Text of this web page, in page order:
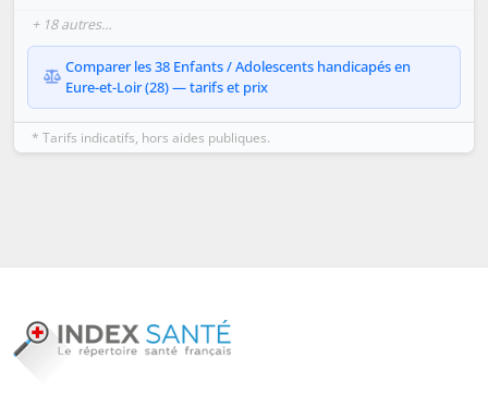
+ 18 autres…
Comparer les 38 Enfants / Adolescents handicapés en
Eure-et-Loir (28) — tarifs et prix
* Tarifs indicatifs, hors aides publiques.